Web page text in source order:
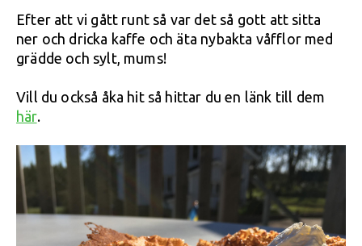
Efter att vi gått runt så var det så gott att sitta
ner och dricka kaffe och äta nybakta våfflor med
grädde och sylt, mums!
Vill du också åka hit så hittar du en länk till dem
här.